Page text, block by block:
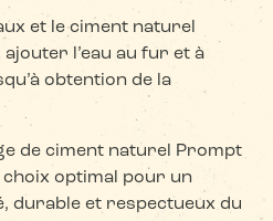
et le ciment naturel
l’eau au fur et à
obtention de la
de ciment naturel Prompt
choix optimal pour un
durable et respectueux du